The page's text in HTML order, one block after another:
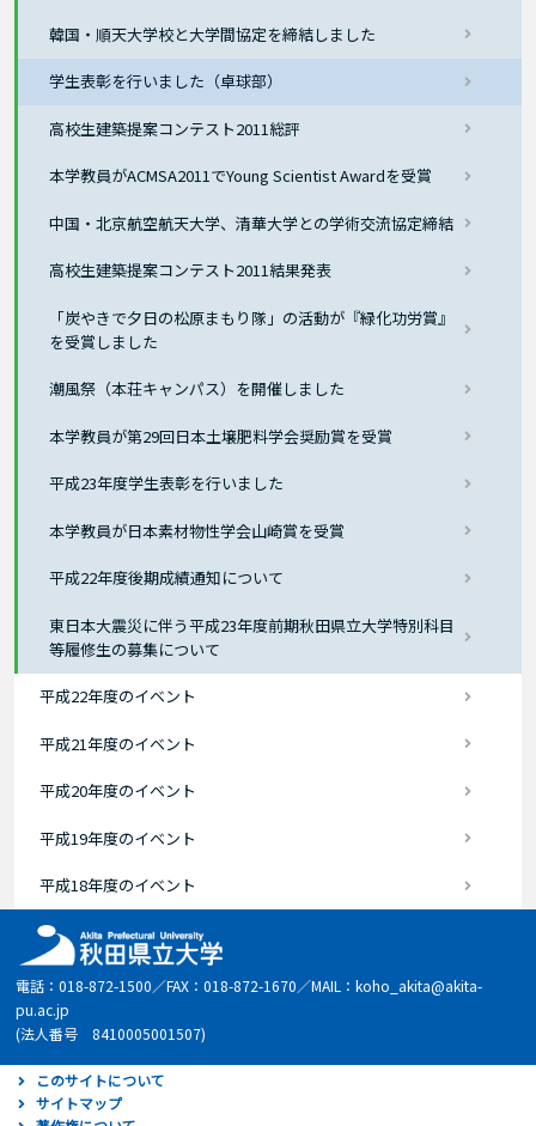
韓国・順天大学校と大学間協定を締結しました
学生表彰を行いました（卓球部）
高校生建築提案コンテスト2011総評
本学教員がACMSA2011でYoung Scientist Awardを受賞
中国・北京航空航天大学、清華大学との学術交流協定締結
高校生建築提案コンテスト2011結果発表
「炭やきで夕日の松原まもり隊」の活動が『緑化功労賞』
を受賞しました
潮風祭（本荘キャンパス）を開催しました
本学教員が第29回日本土壌肥料学会奨励賞を受賞
平成23年度学生表彰を行いました
本学教員が日本素材物性学会山崎賞を受賞
平成22年度後期成績通知について
東日本大震災に伴う平成23年度前期秋田県立大学特別科目
等履修生の募集について
平成22年度のイベント
平成21年度のイベント
平成20年度のイベント
平成19年度のイベント
平成18年度のイベント
電話：018-872-1500／FAX：018-872-1670／MAIL：koho_akita@akita-
pu.ac.jp
(法人番号 8410005001507)
このサイトについて
サイトマップ